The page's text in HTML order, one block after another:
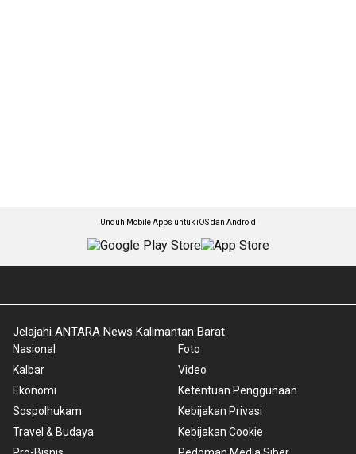
Unduh Mobile Apps untuk iOS dan Android
Jelajahi ANTARA News Kalimantan Barat
Nasional
Kalbar
Ekonomi
Sospolhukam
Travel & Budaya
Foto
Video
Ketentuan Penggunaan
Kebijakan Privasi
Kebijakan Cookie